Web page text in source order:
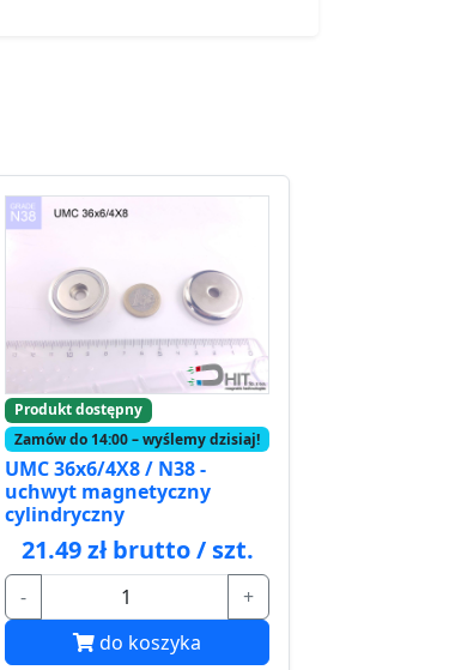
Produkt dostępny
Zamów do 14:00 – wyślemy dzisiaj!
UMC 36x6/4X8 / N38 -
uchwyt magnetyczny
cylindryczny
21.49 zł brutto / szt.
-
+
do koszyka